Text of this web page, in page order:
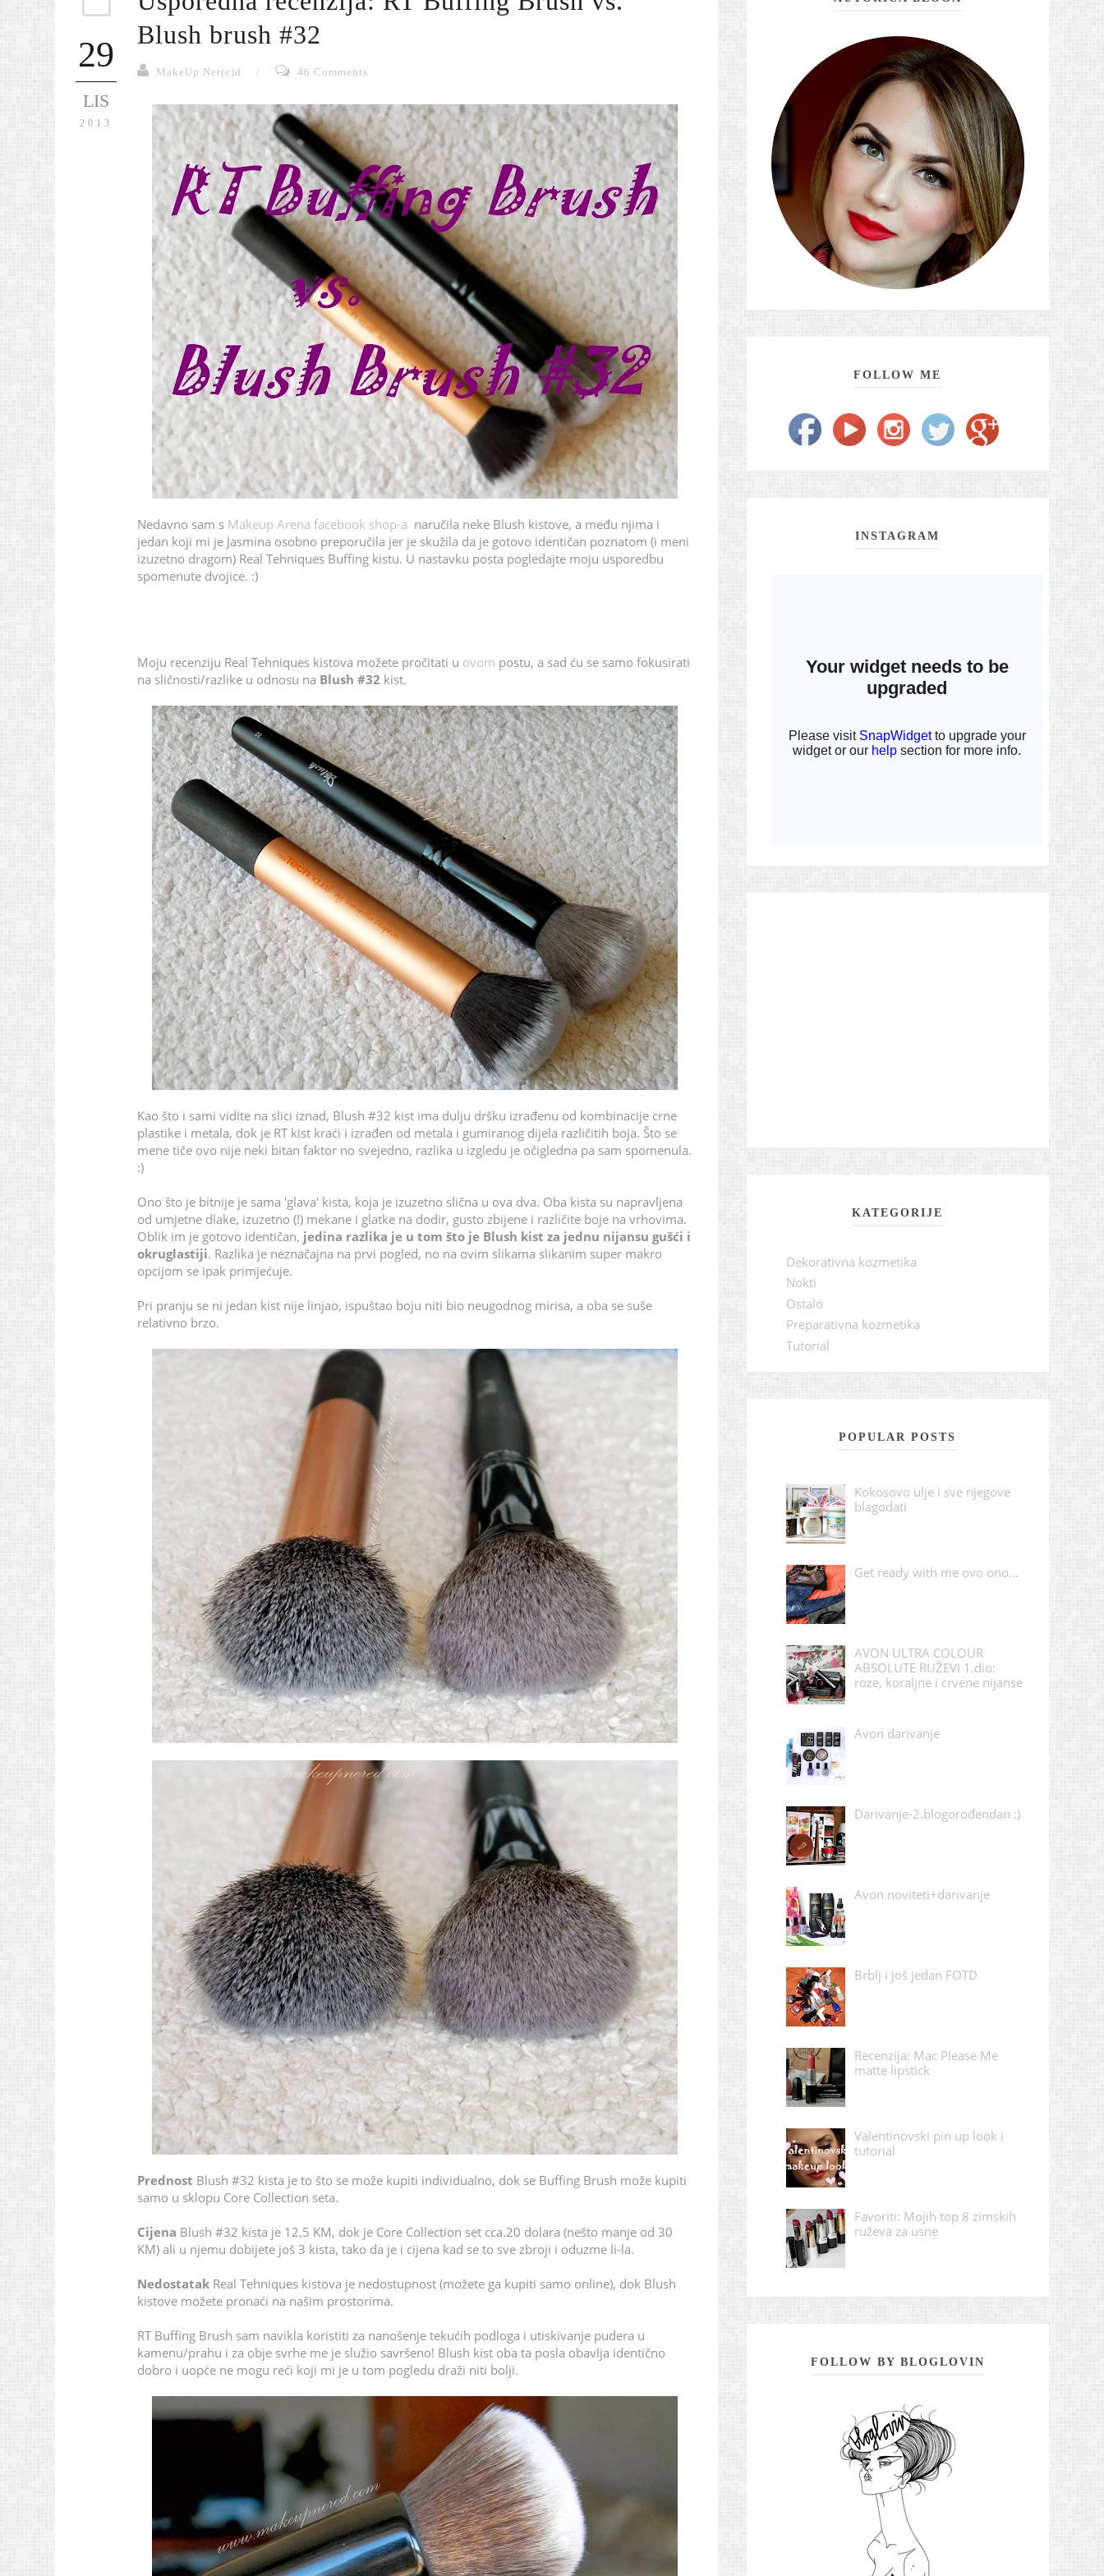
29
LIS
2013
Blush brush #32
MakeUp Ner(e)d / 46 Comments
Nedavno sam s Makeup Arena facebook shop-a naručila neke Blush kistove, a među njima i
jedan koji mi je Jasmina osobno preporučila jer je skužila da je gotovo identičan poznatom (i meni
izuzetno dragom) Real Tehniques Buffing kistu. U nastavku posta pogledajte moju usporedbu
spomenute dvojice. :)
Moju recenziju Real Tehniques kistova možete pročitati u ovom postu, a sad ću se samo fokusirati
na sličnosti/razlike u odnosu na Blush #32 kist.
Kao što i sami vidite na slici iznad, Blush #32 kist ima dulju dršku izrađenu od kombinacije crne
plastike i metala, dok je RT kist kraći i izrađen od metala i gumiranog dijela različitih boja. Što se
mene tiče ovo nije neki bitan faktor no svejedno, razlika u izgledu je očigledna pa sam spomenula.
:)
Ono što je bitnije je sama 'glava' kista, koja je izuzetno slična u ova dva. Oba kista su napravljena
od umjetne dlake, izuzetno (!) mekane i glatke na dodir, gusto zbijene i različite boje na vrhovima.
Oblik im je gotovo identičan, jedina razlika je u tom što je Blush kist za jednu nijansu gušći i
okruglastiji. Razlika je neznačajna na prvi pogled, no na ovim slikama slikanim super makro
opcijom se ipak primjećuje.
Pri pranju se ni jedan kist nije linjao, ispuštao boju niti bio neugodnog mirisa, a oba se suše
relativno brzo.
Prednost Blush #32 kista je to što se može kupiti individualno, dok se Buffing Brush može kupiti
samo u sklopu Core Collection seta.
Cijena Blush #32 kista je 12,5 KM, dok je Core Collection set cca.20 dolara (nešto manje od 30
KM) ali u njemu dobijete još 3 kista, tako da je i cijena kad se to sve zbroji i oduzme li-la.
Nedostatak Real Tehniques kistova je nedostupnost (možete ga kupiti samo online), dok Blush
kistove možete pronaći na našim prostorima.
RT Buffing Brush sam navikla koristiti za nanošenje tekućih podloga i utiskivanje pudera u
kamenu/prahu i za obje svrhe me je služio savršeno! Blush kist oba ta posla obavlja identično
dobro i uopće ne mogu reći koji mi je u tom pogledu draži niti bolji.
FOLLOW ME
INSTAGRAM
KATEGORIJE
Dekorativna kozmetika
Nokti
Ostalo
Preparativna kozmetika
Tutorial
POPULAR POSTS
Kokosovo ulje i sve njegove
blagodati
Get ready with me ovo ono...
AVON ULTRA COLOUR
ABSOLUTE RUŽEVI 1.dio:
roze, koraljne i crvene nijanse
Avon darivanje
Darivanje-2.blogorođendan :)
Avon noviteti+darivanje
Brblj i još jedan FOTD
Recenzija: Mac Please Me
matte lipstick
Valentinovski pin up look i
tutorial
Favoriti: Mojih top 8 zimskih
ruževa za usne
FOLLOW BY BLOGLOVIN